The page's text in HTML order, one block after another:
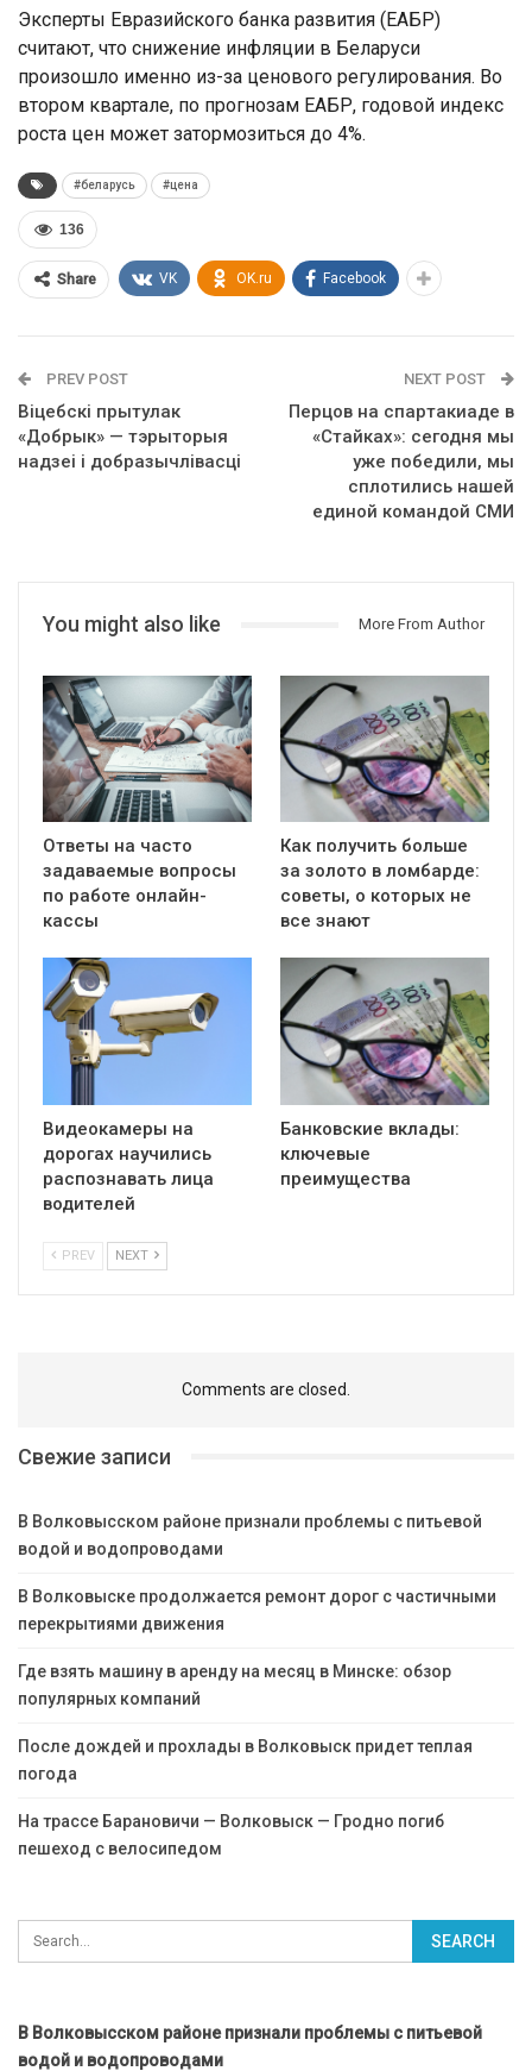
Эксперты Евразийского банка развития (ЕАБР)
считают, что снижение инфляции в Беларуси
произошло именно из-за ценового регулирования. Во
втором квартале, по прогнозам ЕАБР, годовой индекс
роста цен может затормозиться до 4%.
#беларусь #цена
136
Share VK OK.ru Facebook
PREV POST
Віцебскі прытулак
«‎Добрык»‎ — тэрыторыя
надзеі і добразычлівасці
NEXT POST
Перцов на спартакиаде в
«Стайках»: сегодня мы
уже победили, мы
сплотились нашей
единой командой СМИ
You might also like More From Author
Ответы на часто
задаваемые вопросы
по работе онлайн-
кассы
Как получить больше
за золото в ломбарде:
советы, о которых не
все знают
Видеокамеры на
дорогах научились
распознавать лица
водителей
Банковские вклады:
ключевые
преимущества
PREV NEXT
Comments are closed.
Свежие записи
В Волковысском районе признали проблемы с питьевой
водой и водопроводами
В Волковыске продолжается ремонт дорог с частичными
перекрытиями движения
Где взять машину в аренду на месяц в Минске: обзор
популярных компаний
После дождей и прохлады в Волковыск придет теплая
погода
На трассе Барановичи — Волковыск — Гродно погиб
пешеход с велосипедом
В Волковысском районе признали проблемы с питьевой
водой и водопроводами